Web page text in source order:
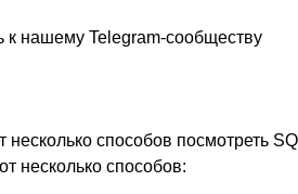
к нашему Telegram-сообществу
несколько способов посмотреть
несколько способов: